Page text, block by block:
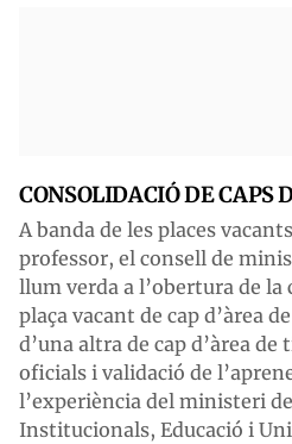
CONSOLIDACIÓ DE CAPS
A banda de les places
professor, el consell de
llum verda a l’obertura de la
plaça vacant de cap d’àrea
d’una altra de cap d’àrea
oficials i validació de
l’experiència del ministeri
Institucionals, Educació i